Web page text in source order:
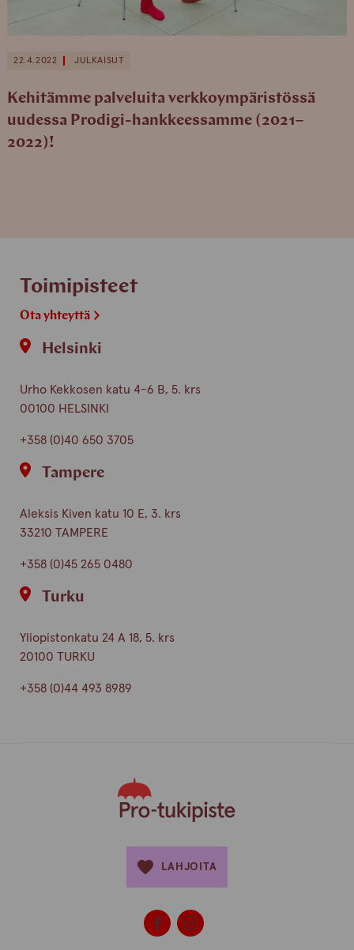
22.4.2022 JULKAISUT
Kehitämme palveluita verkkoympäristössä
uudessa Prodigi-hankkeessamme (2021–
2022)!
Toimipisteet
Ota yhteyttä
Helsinki
Urho Kekkosen katu 4-6 B, 5. krs
00100 HELSINKI
+358 (0)40 650 3705
Tampere
Aleksis Kiven katu 10 E, 3. krs
33210 TAMPERE
+358 (0)45 265 0480
Turku
Yliopistonkatu 24 A 18, 5. krs
20100 TURKU
+358 (0)44 493 8989
LAHJOITA